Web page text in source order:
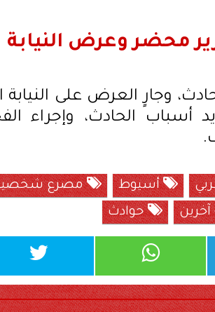
محضر وعرض النيابة
وجارٍ العرض على النيابة
أسباب الحادث، وإجراء
أسيوط
مصرع شخصين
آخرين حوادث